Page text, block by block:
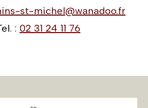
st-michel@wanadoo.fr
: 02 31 24 11 76